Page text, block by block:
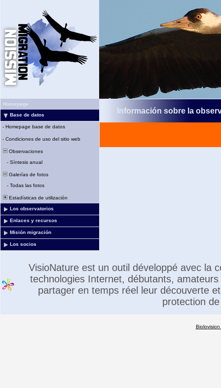
Homepage
Base de datos
- Homepage base de datos
- Condiciones de uso del sitio web
Observaciones
- Síntesis anual
Galerías de fotos
- Todas las fotos
Estadísticas de utilización
Los observatorios
Enlaces y recursos
Misión migración
Los socios
Información sobre la
VisioNature est un outil développé avec la
technologies Internet, débutants,
partager en temps réel leur découverte
protection
Biolovision